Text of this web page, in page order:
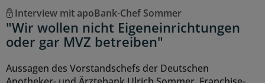
Interview mit apoBank-Chef Sommer
"Wir wollen nicht Eigeneinrichtungen
oder gar MVZ betreiben"
Aussagen des Vorstandschefs der Deutschen